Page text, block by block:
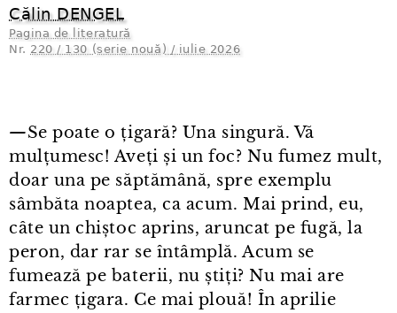
Călin DENGEL
Pagina de literatură
Nr. 220 / 130 (serie nouă) / iulie 2026
—Se poate o țigară? Una singură. Vă
mulțumesc! Aveți și un foc? Nu fumez mult,
doar una pe săptămână, spre exemplu
sâmbăta noaptea, ca acum. Mai prind, eu,
câte un chiștoc aprins, aruncat pe fugă, la
peron, dar rar se întâmplă. Acum se
fumează pe baterii, nu știți? Nu mai are
farmec țigara. Ce mai plouă! În aprilie